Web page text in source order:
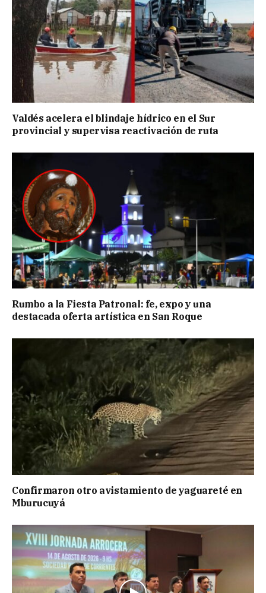
Valdés acelera el blindaje hídrico en el Sur
provincial y supervisa reactivación de ruta
Rumbo a la Fiesta Patronal: fe, expo y una
destacada oferta artística en San Roque
Confirmaron otro avistamiento de yaguareté en
Mburucuyá